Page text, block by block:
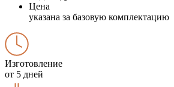
Цена
указана за базовую комплектацию
Изготовление
от 5 дней